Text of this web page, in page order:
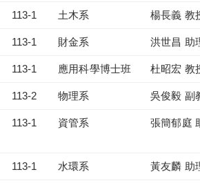
113-1 土木系 楊長義 教
113-1 財金系 洪世昌 助
113-1 應用科學博士班 杜昭宏 教
113-2 物理系 吳俊毅 副
113-1 資管系 張簡郁庭
113-1 水環系 黃友麟 助